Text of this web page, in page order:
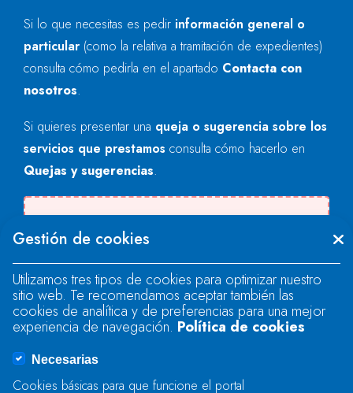
Si lo que necesitas es pedir información general o
particular (como la relativa a tramitación de expedientes)
consulta cómo pedirla en el apartado Contacta con
nosotros.
Si quieres presentar una queja o sugerencia sobre los
servicios que prestamos consulta cómo hacerlo en
Quejas y sugerencias.
"text".
Se produjo un error al cargar el campo
"text".
Se produjo un error al cargar el campo
Gestión de cookies
Utilizamos tres tipos de cookies para optimizar nuestro
sitio web. Te recomendamos aceptar también las
cookies de analítica y de preferencias para una mejor
experiencia de navegación. Política de cookies
Necesarias
Cookies básicas para que funcione el portal